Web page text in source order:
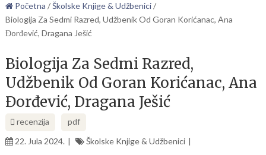
Početna /Školske Knjige & Udžbenici/
Biologija Za Sedmi Razred, Udžbenik Od Goran Korićanac, Ana
Đorđević, Dragana Ješić
Biologija Za Sedmi Razred,
Udžbenik Od Goran Korićanac, Ana
Đorđević, Dragana Ješić
recenzija
pdf
22. Jula 2024.
Školske Knjige & Udžbenici